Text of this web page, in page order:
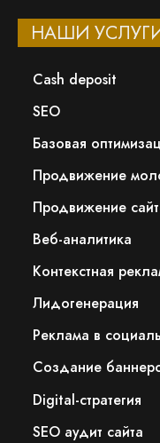
НАШИ
Сash deposit
SEO
Базовая
Продвижение
Продвижение
Веб-аналитика
Контекстная
Лидогенерация
Реклама в
Создание
Digital-стратегия
SEO аудит сайта